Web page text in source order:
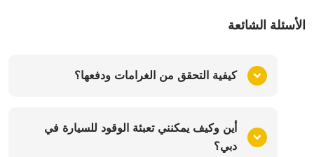
الأسئلة الشائعة
كيفية التحقق من الغرامات ودفعها؟
أين وكيف يمكنني تعبئة الوقود للسيارة في
دبي؟